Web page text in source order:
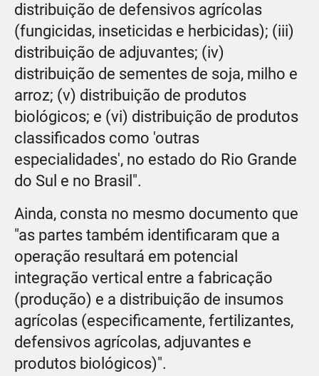
distribuição de defensivos agrícolas
(fungicidas, inseticidas e herbicidas); (iii)
distribuição de adjuvantes; (iv)
distribuição de sementes de soja, milho e
arroz; (v) distribuição de produtos
biológicos; e (vi) distribuição de produtos
classificados como 'outras
especialidades', no estado do Rio Grande
do Sul e no Brasil".
Ainda, consta no mesmo documento que
"as partes também identificaram que a
operação resultará em potencial
integração vertical entre a fabricação
(produção) e a distribuição de insumos
agrícolas (especificamente, fertilizantes,
defensivos agrícolas, adjuvantes e
produtos biológicos)".